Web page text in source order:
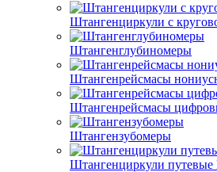
Штангенциркули с
Штангенглубиномеры
Штангенрейсмасы
Штангенрейсмасы
Штангензубомеры
Штангенциркули